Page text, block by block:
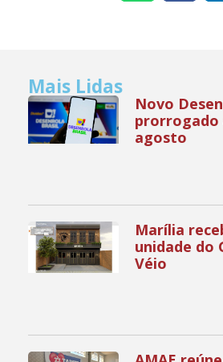
Mais Lidas
Novo
prorrogado
agosto
Marília
unidade do
Véio